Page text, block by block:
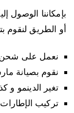
بإمكاننا الوصول
أو الطريق لنقوم
نعمل على شحن
نقوم بصيانة
تغير الدينمو و
تركيب